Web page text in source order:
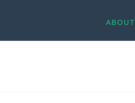
ABOUT